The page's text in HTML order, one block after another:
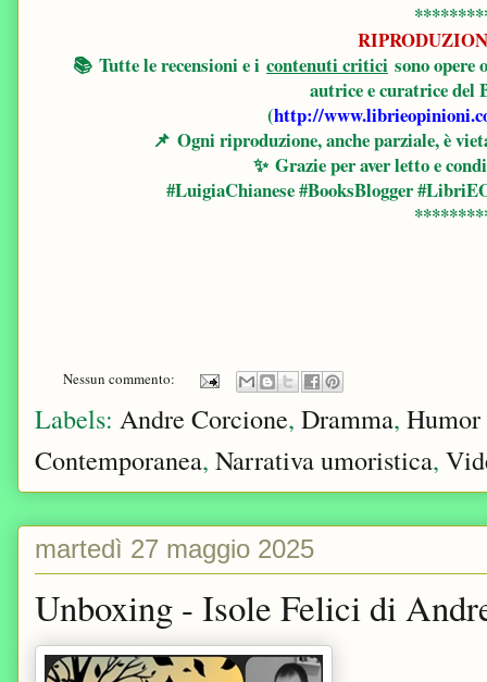
📚 Tutte le recensioni e i contenuti critici sono opere
autrice e curatrice
(http://
📌 Ogni riproduzione, anche parziale, è
✨ Grazie per aver letto e
#LuigiaChianese #BooksBlogger
Nessun commento:
Labels: Andre Corcione, Dramma,
Contemporanea, Narrativa umoristica,
martedì 27 maggio 2025
Unboxing - Isole Felici di